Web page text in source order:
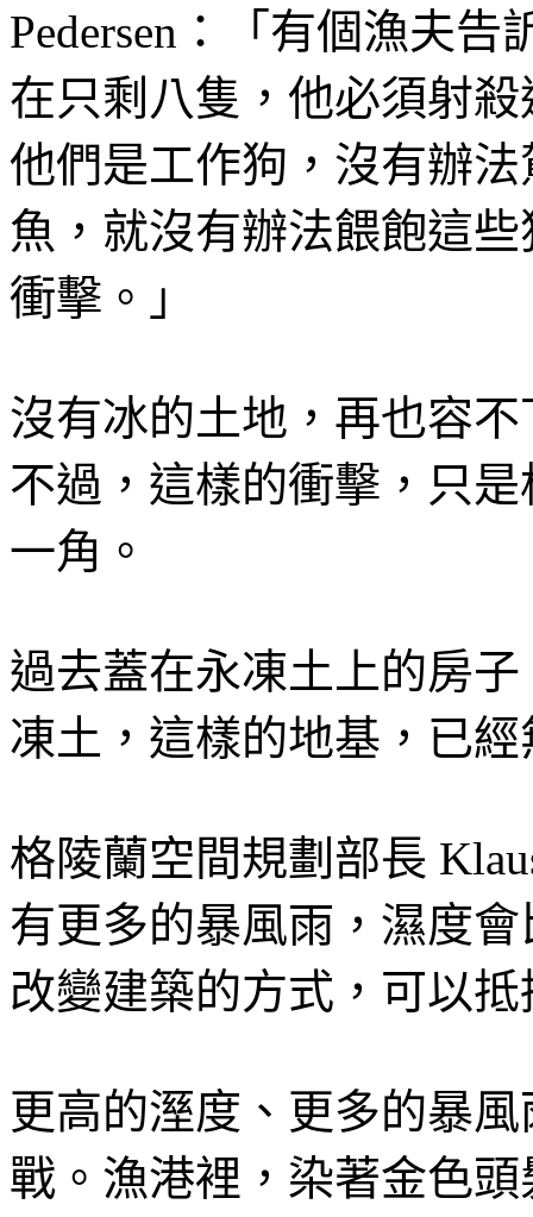
Pedersen：「有個漁夫
在只剩八隻，他必須射
他們是工作狗，沒有辦
魚，就沒有辦法餵飽這
衝擊。」
沒有冰的土地，再也容
不過，這樣的衝擊，只
一角。
過去蓋在永凍土上的房
凍土，這樣的地基，已
格陵蘭空間規劃部長
有更多的暴風雨，濕度
改變建築的方式，可以
更高的溼度、更多的暴
戰。漁港裡，染著金色